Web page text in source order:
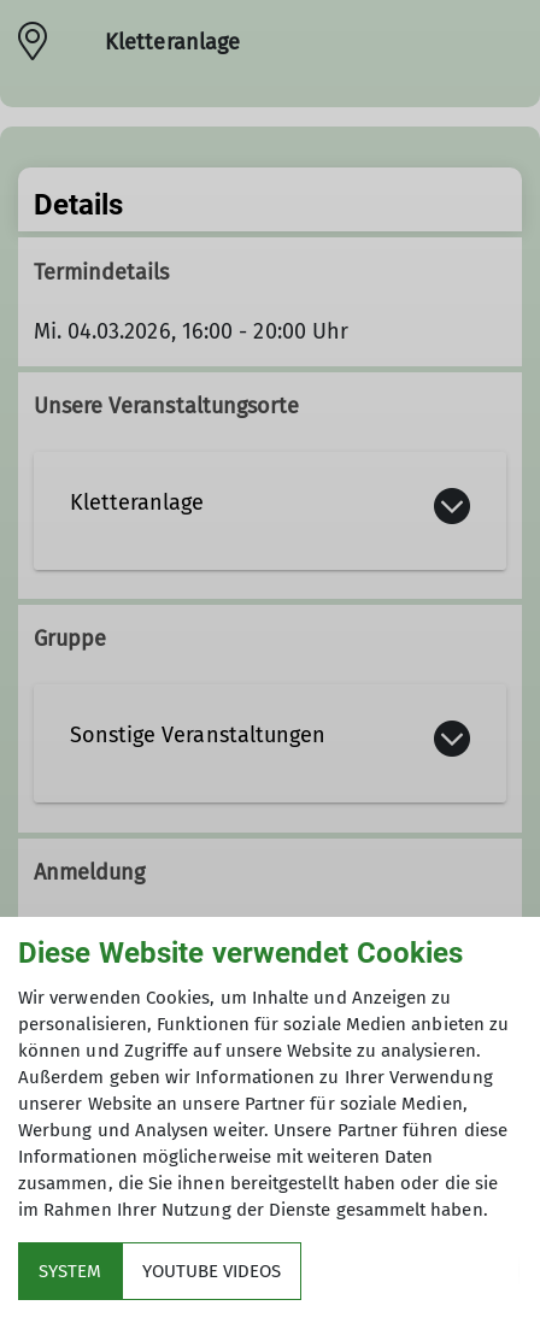
Kletteranlage
Details
Termindetails
Mi. 04.03.2026, 16:00 - 20:00 Uhr
Unsere Veranstaltungsorte
Kletteranlage
Pasadenaallee
Gruppe
Sonstige Veranstaltungen
Auch außerhalb der Regel gibt es tolle
Veranstaltungen des Vereins - hier
sind sie!
Anmeldung
Anmeldung ab / bis
09.01.2026 / 31.01.2026
Preis
keine Gebühr
Diese Website verwendet Cookies
Wir verwenden Cookies, um Inhalte und Anzeigen zu
personalisieren, Funktionen für soziale Medien anbieten zu
können und Zugriffe auf unsere Website zu analysieren.
Außerdem geben wir Informationen zu Ihrer Verwendung
unserer Website an unsere Partner für soziale Medien,
Werbung und Analysen weiter. Unsere Partner führen diese
Informationen möglicherweise mit weiteren Daten
zusammen, die Sie ihnen bereitgestellt haben oder die sie
im Rahmen Ihrer Nutzung der Dienste gesammelt haben.
SYSTEM YOUTUBE VIDEOS